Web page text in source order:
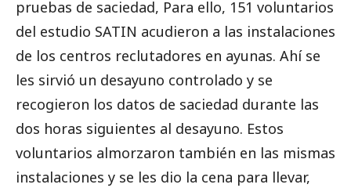
pruebas de saciedad, Para ello, 151 voluntarios
del estudio SATIN acudieron a las instalaciones
de los centros reclutadores en ayunas. Ahí se
les sirvió un desayuno controlado y se
recogieron los datos de saciedad durante las
dos horas siguientes al desayuno. Estos
voluntarios almorzaron también en las mismas
instalaciones y se les dio la cena para llevar,